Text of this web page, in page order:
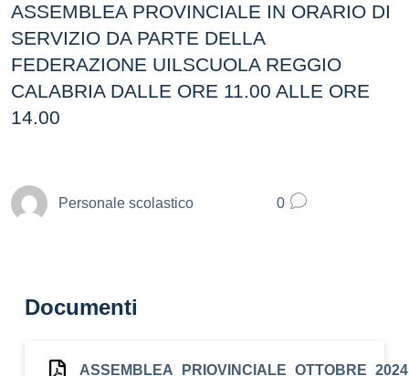
ASSEMBLEA PROVINCIALE IN ORARIO DI
SERVIZIO DA PARTE DELLA
FEDERAZIONE UILSCUOLA REGGIO
CALABRIA DALLE ORE 11.00 ALLE ORE
14.00
Personale scolastico 0
Documenti